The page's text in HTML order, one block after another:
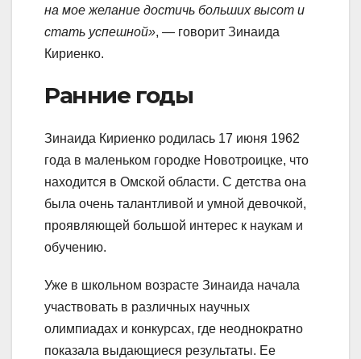
на мое желание достичь больших высот и
стать успешной», — говорит Зинаида
Кириенко.
Ранние годы
Зинаида Кириенко родилась 17 июня 1962
года в маленьком городке Новотроицке, что
находится в Омской области. С детства она
была очень талантливой и умной девочкой,
проявляющей большой интерес к наукам и
обучению.
Уже в школьном возрасте Зинаида начала
участвовать в различных научных
олимпиадах и конкурсах, где неоднократно
показала выдающиеся результаты. Ее